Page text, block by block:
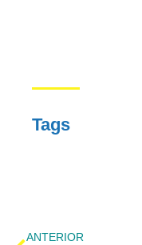
Tags
ANTERIOR